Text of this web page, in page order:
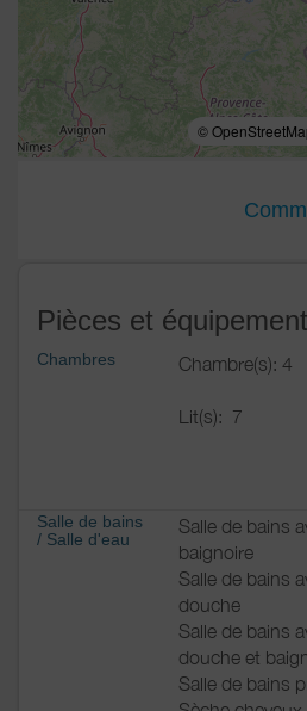
©
Pièces et
Chambres
Chambre(s): 4
Lit(s): 7
Salle de bains
/ Salle d'eau
Salle de bains
baignoire
Salle de bains
douche
Salle de bains
douche et
Salle de bains